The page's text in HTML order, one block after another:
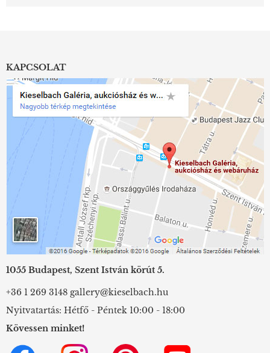
KAPCSOLAT
1055 Budapest, Szent István körút 5.
+36 1 269 3148 gallery@kieselbach.hu
Nyitvatartás: Hétfő - Péntek 10:00 - 18:00
Kövessen minket!